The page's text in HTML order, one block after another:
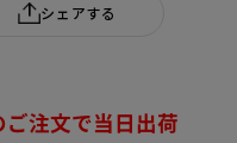
シェアする
注文で当日出荷